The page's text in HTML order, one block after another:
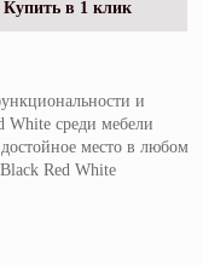
Купить в 1 клик
и
White среди мебели
место в любом
Red White